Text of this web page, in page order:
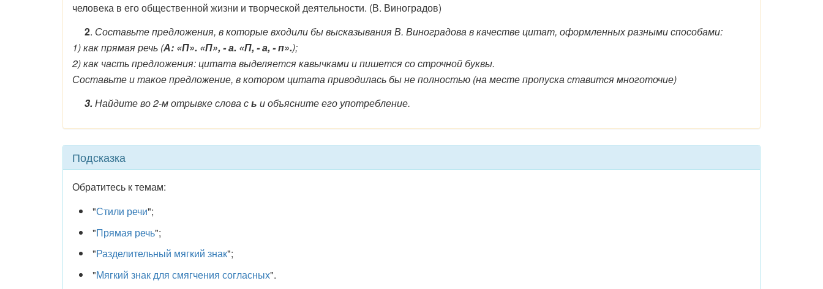
человека в его общественной жизни и творческой деятельности. (В. Виноградов)
2. Составьте предложения, в которые входили бы высказывания В. Виноградова в качестве цитат, оформленных разными способами:
1) как прямая речь (А: «П». «П», - а. «П, - а, - п».);
2) как часть предложения: цитата выделяется кавычками и пишется со строчной буквы.
Составьте и такое предложение, в котором цитата приводилась бы не полностью (на месте пропуска ставится многоточие)
3. Найдите во 2-м отрывке слова сь и объясните его употребление.
Подсказка
Обратитесь к темам:
"Стили речи";
"Прямая речь";
"Разделительный мягкий знак";
"Мягкий знак для смягчения согласных".